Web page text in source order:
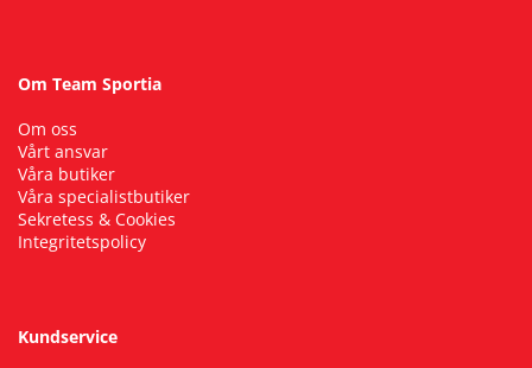
Om Team Sportia
Om oss
Vårt ansvar
Våra butiker
Våra specialistbutiker
Sekretess & Cookies
Integritetspolicy
Kundservice